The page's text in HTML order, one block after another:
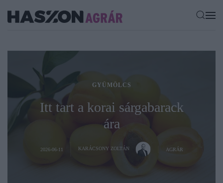
GYÜMÖLCS
Itt tart a korai sárgabarack
ára
2026-06-11 KARÁCSONY ZOLTÁN AGRÁR